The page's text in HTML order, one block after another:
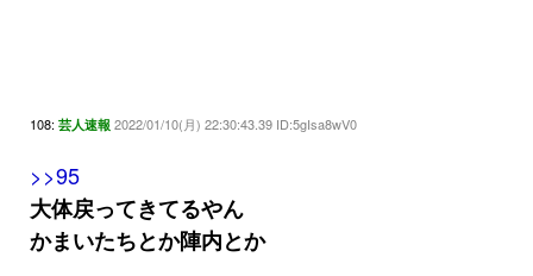
108: 芸人速報 2022/01/10(月) 22:30:43.39 ID:5gIsa8wV0
>>95
大体戻ってきてるやん
かまいたちとか陣内とか